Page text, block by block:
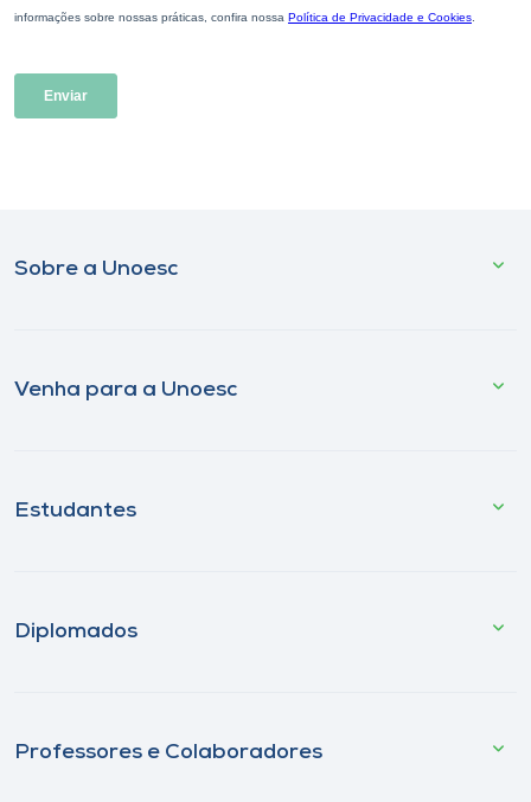
Sobre a Unoesc
Venha para a Unoesc
Estudantes
Diplomados
Professores e Colaboradores